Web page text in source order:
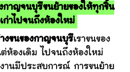
กาญจนบุรีขนย้ายของให้ทุกชิ้น
ก่าไปจนถึงห้องใหม่
งขนของกาญจนบุรีเราขนของ
ห้องเดิม ไปจนถึงห้องใหม่
านมีประสบการณ์ การขนย้าย